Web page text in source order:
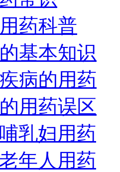
药科普
基本知识
病的用药
用药误区
乳妇用药
年人用药